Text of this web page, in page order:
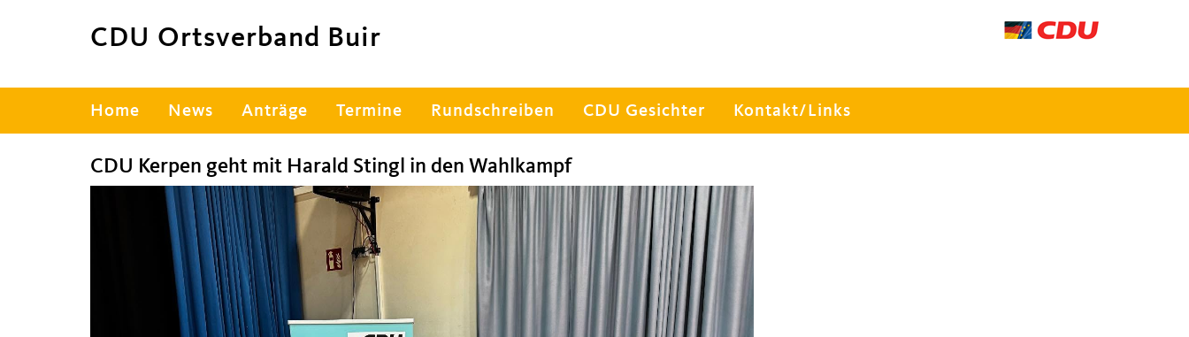
CDU Ortsverband Buir
Hauptnavigation
Home News Anträge Termine Rundschreiben CDU Gesichter Kontakt/Links
CDU Kerpen geht mit Harald Stingl in den Wahlkampf